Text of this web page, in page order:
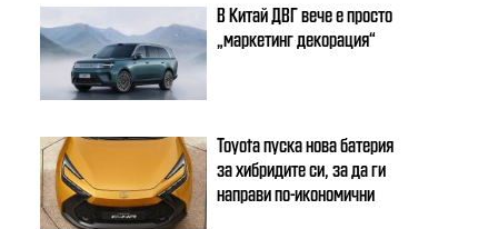
В Китай ДВГ вече е просто
„маркетинг декорация“
Toyota пуска нова батерия
за хибридите си, за да ги
направи по-икономични